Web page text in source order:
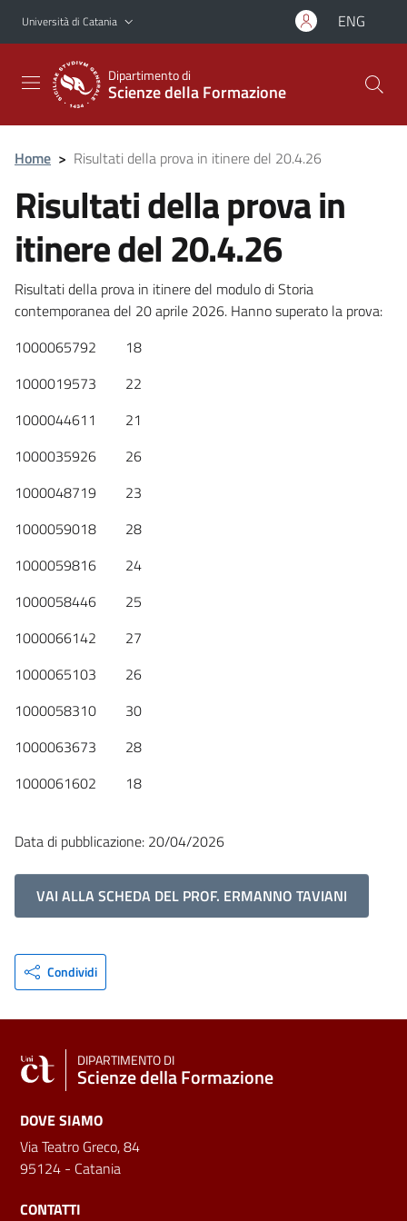
Vai al contenuto principale
Vai al menu di navigazione
Università di Catania ENG
Dipartimento di
Scienze della Formazione
Home > Risultati della prova in itinere del 20.4.26
Risultati della prova in
itinere del 20.4.26
Risultati della prova in itinere del modulo di Storia
contemporanea del 20 aprile 2026. Hanno superato la prova:
1000065792 18
1000019573 22
1000044611 21
1000035926 26
1000048719 23
1000059018 28
1000059816 24
1000058446 25
1000066142 27
1000065103 26
1000058310 30
1000063673 28
1000061602 18
Data di pubblicazione: 20/04/2026
VAI ALLA SCHEDA DEL PROF. ERMANNO TAVIANI
Condividi
DIPARTIMENTO DI
Scienze della Formazione
DOVE SIAMO
Via Teatro Greco, 84
95124 - Catania
CONTATTI